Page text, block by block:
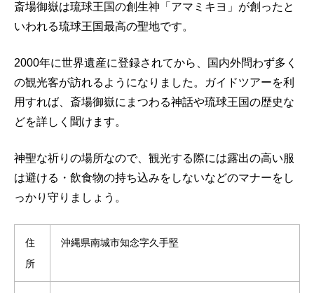
斎場御嶽は琉球王国の創生神「アマミキヨ」が創ったと
いわれる琉球王国最高の聖地です。
2000年に世界遺産に登録されてから、国内外問わず多く
の観光客が訪れるようになりました。ガイドツアーを利
用すれば、斎場御嶽にまつわる神話や琉球王国の歴史な
どを詳しく聞けます。
神聖な祈りの場所なので、観光する際には露出の高い服
は避ける・飲食物の持ち込みをしないなどのマナーをし
っかり守りましょう。
住
所
沖縄県南城市知念字久手堅